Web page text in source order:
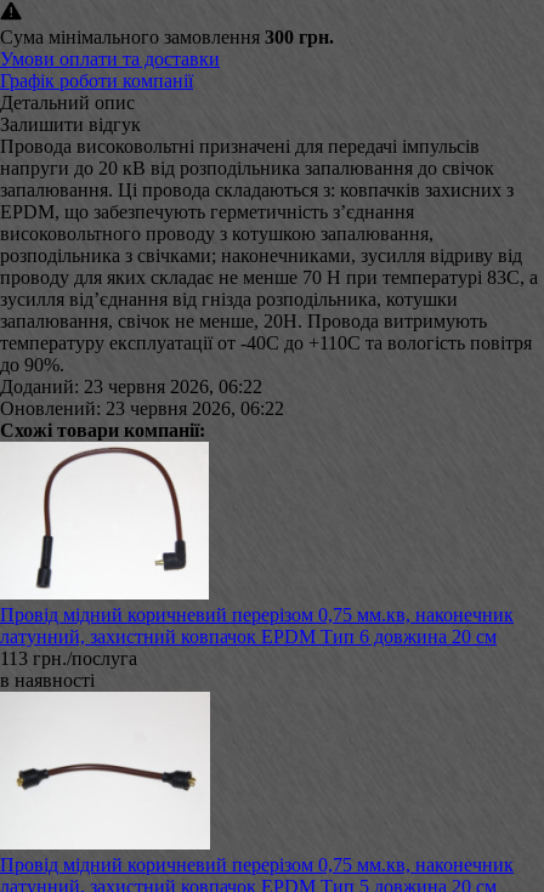
Сума мінімального замовлення 300 грн.
Умови оплати та доставки
Графік роботи компанії
Детальний опис
Залишити відгук
Провода високовольтні призначені для передачі імпульсів
напруги до 20 кВ від розподільника запалювання до свічок
запалювання. Ці провода складаються з: ковпачків захисних з
EPDM, що забезпечують герметичність з’єднання
високовольтного проводу з котушкою запалювання,
розподільника з свічками; наконечниками, зусилля відриву від
проводу для яких складає не менше 70 Н при температурі 83С, а
зусилля від’єднання від гнізда розподільника, котушки
запалювання, свічок не менше, 20Н. Провода витримують
температуру експлуатації от -40С до +110С та вологість повітря
до 90%.
Доданий: 23 червня 2026, 06:22
Оновлений: 23 червня 2026, 06:22
Схожі товари компанії:
Провід мідний коричневий перерізом 0,75 мм.кв, наконечник
латунний, захистний ковпачок EPDM Тип 6 довжина 20 см
113 грн./послуга
в наявності
Провід мідний коричневий перерізом 0,75 мм.кв, наконечник
латунний, захистний ковпачок EPDM Тип 5 довжина 20 см